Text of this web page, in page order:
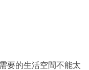
要的生活空間不能太